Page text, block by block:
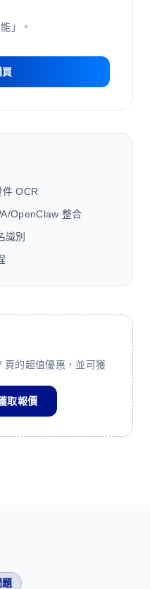
」。
OCR
OpenClaw 整合
識別
頁的超值優惠，並可獲
取報價
題